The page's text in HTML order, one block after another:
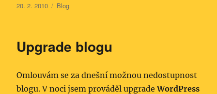
Publikováno:
20. 2. 2010 Rubriky:
Blog
Upgrade blogu
Omlouvám se za dnešní možnou nedostupnost
blogu. V noci jsem prováděl upgradeWordPress